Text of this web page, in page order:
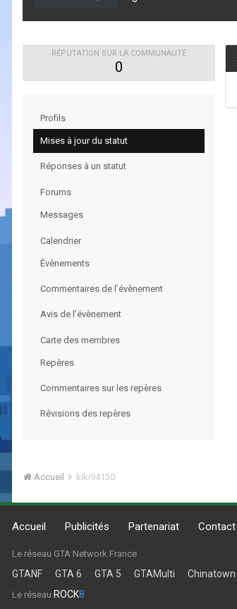
RÉPUTATION SUR LA COMMUNAUTÉ
0
Profils
Mises à jour du statut
Réponses à un statut
Forums
Messages
Calendrier
Évènements
Commentaires de l’évènement
Avis de l’évènement
Carte des membres
Repères
Commentaires sur les repères
Révisions des repères
Accueil kiki94130
Accueil Publicités Partenariat Contact
Le réseau GTA Network France
GTANF GTA 6 GTA 5 GTAMulti Chinatown
Le réseau ROCK8